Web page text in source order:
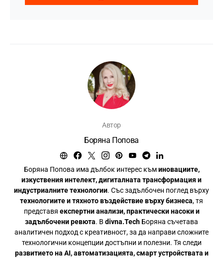
Автор
Боряна Попова
Боряна Попова има дълбок интерес къминовациите,
изкуствения интелект, дигиталната трансформация и
индустриалните технологии. Със задълбочен поглед върху
технологиите и тяхното въздействие върху бизнеса, тя
представя експертни анализи, практически насоки и
задълбочени ревюта. В divna.Tech Боряна съчетава
аналитичен подход с креативност, за да направи сложните
технологични концепции достъпни и полезни. Тя следи
развитието на AI, автоматизацията, смарт устройствата и